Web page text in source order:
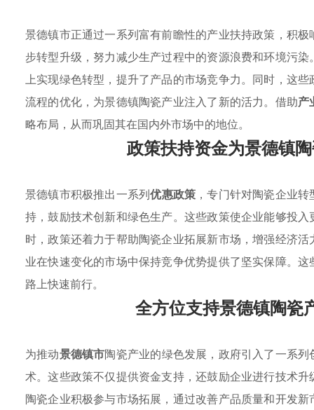
景德镇市正通过一系列富有前瞻性的产业扶持政策，积
步转型升级，努力减少生产过程中的资源浪费和环境污
上实现绿色转型，提升了产品的市场竞争力。同时，这
流程的优化，为景德镇陶瓷产业注入了新的活力。借助产
略布局，从而巩固其在国内外市场中的地位。
政策扶持资金为景德镇
景德镇市积极推出一系列优惠政策 ，专门针对陶瓷企业
持，鼓励技术创新和绿色生产。这些政策使企业能够投
时，政策还着力于帮助陶瓷企业拓展新市场，增强经济
业在快速变化的市场中保持竞争优势提供了坚实保障。
路上快速前行。
全方位支持景德镇陶瓷
为推动景德镇市陶瓷产业的绿色发展，政府引入了一系列
术。这些政策不仅提供资金支持，还鼓励企业进行技术
陶瓷企业积极参与市场拓展，通过改善产品质量和开发